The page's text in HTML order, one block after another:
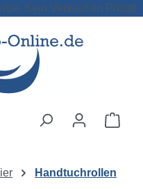
Kein Verkauf an Privat!
Handtuchrollen